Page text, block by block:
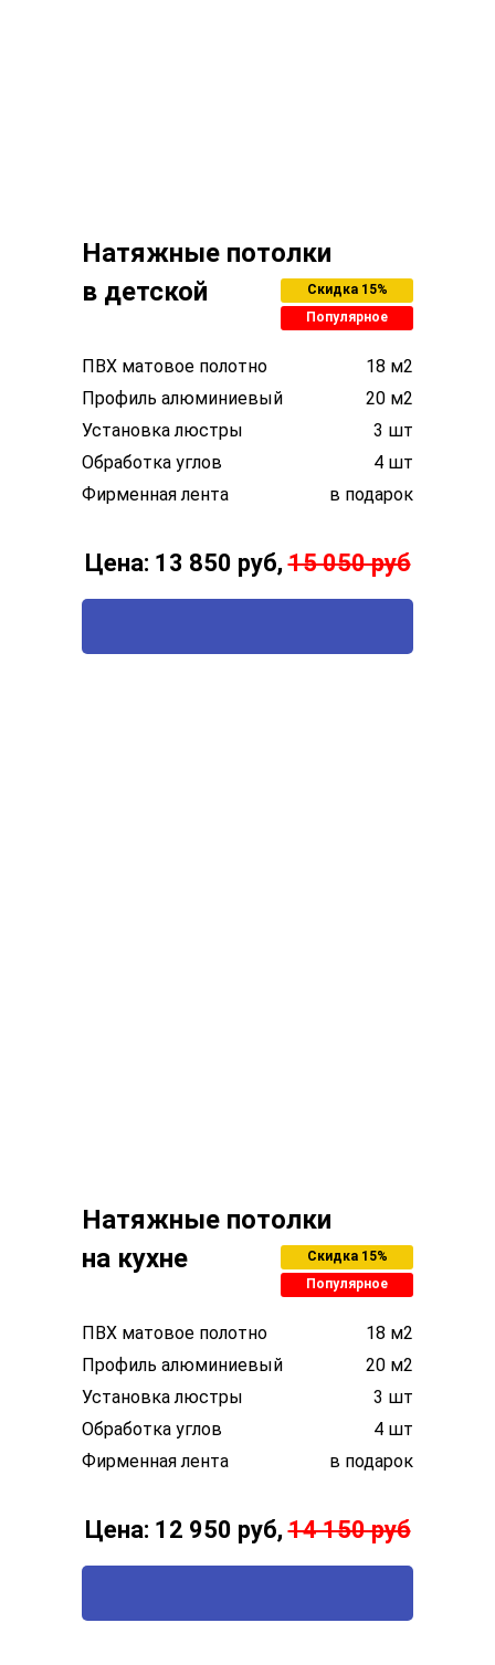
Натяжные потолки
Скидка 15%
в детской
Популярное
ПВХ матовое полотно
18 м2
Профиль алюминиевый
20 м2
Установка люстры
3 шт
Обработка углов
4 шт
Фирменная лента
в подарок
Цена: 13 850 руб,15 050 руб
Натяжные потолки
Скидка 15%
на кухне
Популярное
ПВХ матовое полотно
18 м2
Профиль алюминиевый
20 м2
Установка люстры
3 шт
Обработка углов
4 шт
Фирменная лента
в подарок
Цена: 12 950 руб,14 150 руб